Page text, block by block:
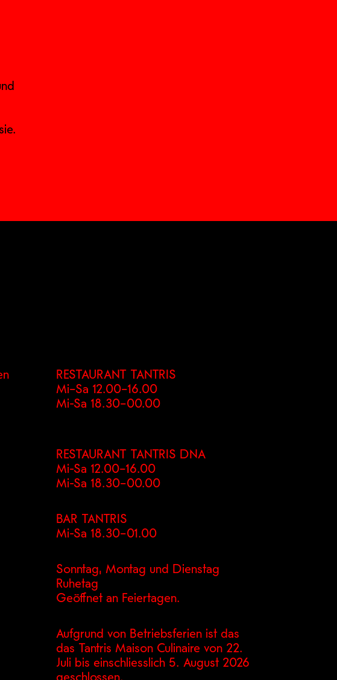
RESTAURANT TANTRIS
Mi–Sa 12.00–16.00
Mi-Sa 18.30–00.00
RESTAURANT TANTRIS DNA
Mi-Sa 12.00–16.00
Mi-Sa 18.30–00.00
BAR TANTRIS
Mi-Sa 18.30–01.00
Sonntag, Montag und Dienstag
Ruhetag
Geöffnet an Feiertagen.
Aufgrund von Betriebsferien ist das
das Tantris Maison Culinaire von 22.
Juli bis einschliesslich 5. August 2026